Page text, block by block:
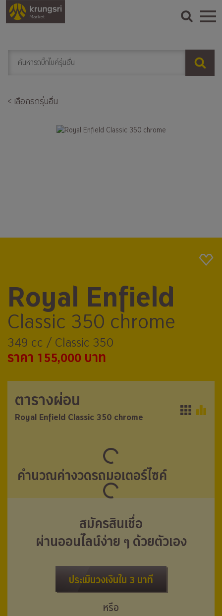
< เลือกรถรุ่นอื่น
Royal Enfield
Classic 350 chrome
349 cc / Classic 350
ราคา 155,000 บาท
ตารางผ่อน
Royal Enfield Classic 350 chrome
ตารางผ่อน
Royal Enfield Classic 350 chrome
คำนวณค่างวดรถมอเตอร์ไซค์
สมัครสินเชื่อ
ผ่านออนไลน์ง่าย ๆ ด้วยตัวเอง
ประเมินวงเงินใน 3 นาที
หรือ